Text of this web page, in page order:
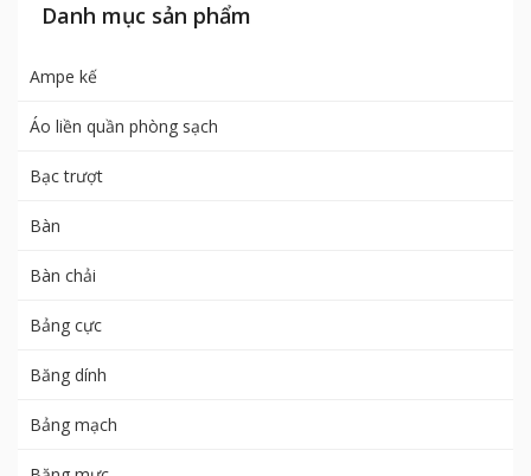
Danh mục sản phẩm
Ampe kế
Áo liền quần phòng sạch
Bạc trượt
Bàn
Bàn chải
Bảng cực
Băng dính
Bảng mạch